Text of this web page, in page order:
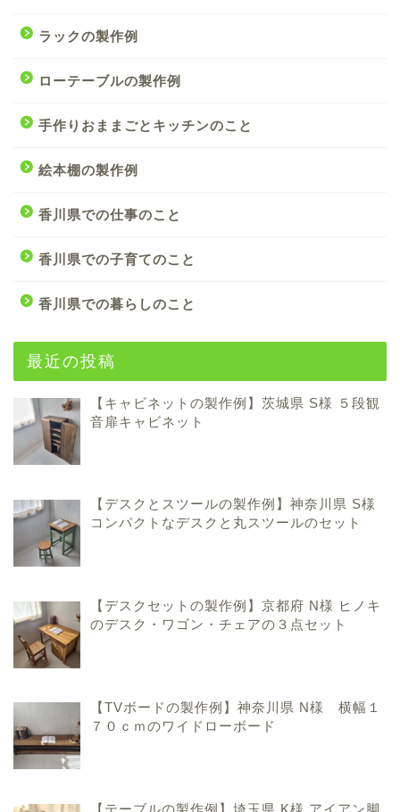
ラックの製作例
ローテーブルの製作例
手作りおままごとキッチンのこと
絵本棚の製作例
香川県での仕事のこと
香川県での子育てのこと
香川県での暮らしのこと
最近の投稿
【キャビネットの製作例】茨城県 S様 ５段観
音扉キャビネット
【デスクとスツールの製作例】神奈川県 S様
コンパクトなデスクと丸スツールのセット
【デスクセットの製作例】京都府 N様 ヒノキ
のデスク・ワゴン・チェアの３点セット
【TVボードの製作例】神奈川県 N様 横幅１
７０ｃｍのワイドローボード
【テーブルの製作例】埼玉県 K様 アイアン脚